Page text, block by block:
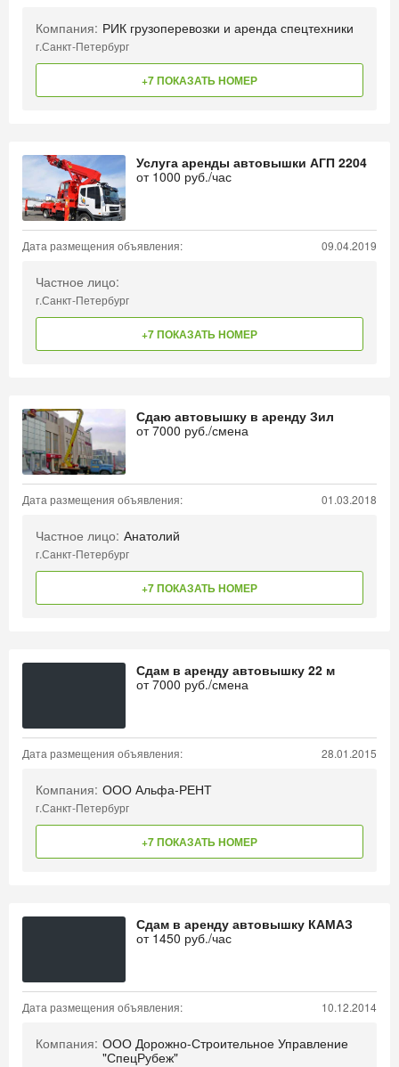
Компания: РИК грузоперевозки и аренда спецтехники
г.Санкт-Петербург
+7 ПОКАЗАТЬ НОМЕР
Услуга аренды автовышки АГП 2204
от 1000 руб./час
Дата размещения объявления: 09.04.2019
Частное лицо:
г.Санкт-Петербург
+7 ПОКАЗАТЬ НОМЕР
Сдаю автовышку в аренду Зил
от7000 руб./смена
Дата размещения объявления: 01.03.2018
Частное лицо: Анатолий
г.Санкт-Петербург
+7 ПОКАЗАТЬ НОМЕР
Сдам в аренду автовышку 22 м
от7000 руб./смена
Дата размещения объявления: 28.01.2015
Компания: ООО Альфа-РЕНТ
г.Санкт-Петербург
+7 ПОКАЗАТЬ НОМЕР
Сдам в аренду автовышку КАМАЗ
от 1450 руб./час
Дата размещения объявления: 10.12.2014
Компания: ООО Дорожно-Строительное Управление
"СпецРубеж"